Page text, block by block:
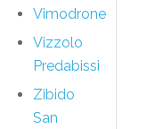
Vimodrone
Vizzolo
Predabissi
Zibido
San